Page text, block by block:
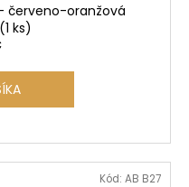
červeno-oranžová
(1 ks)
Kód: AB B27